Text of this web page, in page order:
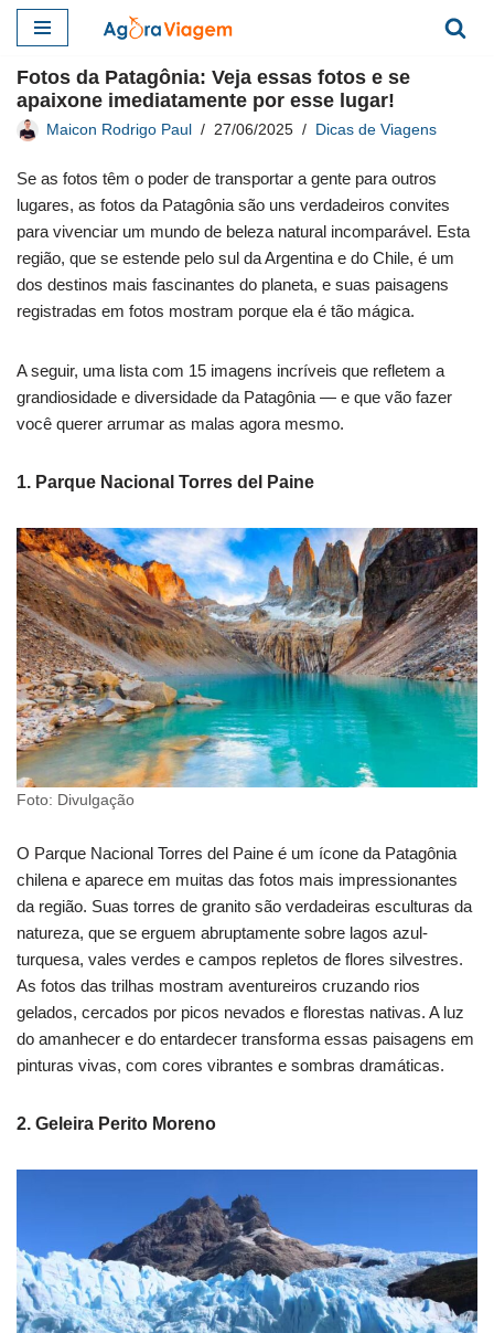
para
o
conteúdo
Fotos da Patagônia: Veja essas fotos e se
apaixone imediatamente por esse lugar!
Maicon Rodrigo Paul 27/06/2025 Dicas de Viagens
Se as fotos têm o poder de transportar a gente para outros
lugares, as fotos da Patagônia são uns verdadeiros convites
para vivenciar um mundo de beleza natural incomparável. Esta
região, que se estende pelo sul da Argentina e do Chile, é um
dos destinos mais fascinantes do planeta, e suas paisagens
registradas em fotos mostram porque ela é tão mágica.
A seguir, uma lista com 15 imagens incríveis que refletem a
grandiosidade e diversidade da Patagônia — e que vão fazer
você querer arrumar as malas agora mesmo.
1. Parque Nacional Torres del Paine
Foto: Divulgação
O Parque Nacional Torres del Paine é um ícone da Patagônia
chilena e aparece em muitas das fotos mais impressionantes
da região. Suas torres de granito são verdadeiras esculturas da
natureza, que se erguem abruptamente sobre lagos azul-
turquesa, vales verdes e campos repletos de flores silvestres.
As fotos das trilhas mostram aventureiros cruzando rios
gelados, cercados por picos nevados e florestas nativas. A luz
do amanhecer e do entardecer transforma essas paisagens em
pinturas vivas, com cores vibrantes e sombras dramáticas.
2. Geleira Perito Moreno